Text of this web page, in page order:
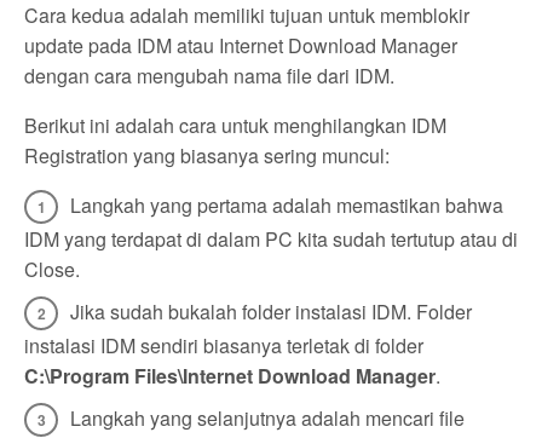
Cara kedua adalah memiliki tujuan untuk memblokir
update pada IDM atau Internet Download Manager
dengan cara mengubah nama file dari IDM.
Berikut ini adalah cara untuk menghilangkan IDM
Registration yang biasanya sering muncul:
Langkah yang pertama adalah memastikan bahwa
IDM yang terdapat di dalam PC kita sudah tertutup atau di
Close.
Jika sudah bukalah folder instalasi IDM. Folder
instalasi IDM sendiri biasanya terletak di folder
C:\Program Files\Internet Download Manager.
Langkah yang selanjutnya adalah mencari file